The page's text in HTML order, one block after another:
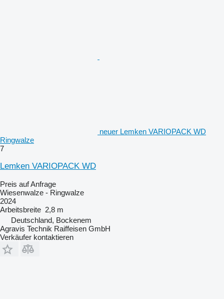
neuer Lemken VARIOPACK WD
Ringwalze
7
Lemken VARIOPACK WD
Preis auf Anfrage
Wiesenwalze - Ringwalze
2024
Arbeitsbreite 2,8 m
Deutschland, Bockenem
Agravis Technik Raiffeisen GmbH
Verkäufer kontaktieren